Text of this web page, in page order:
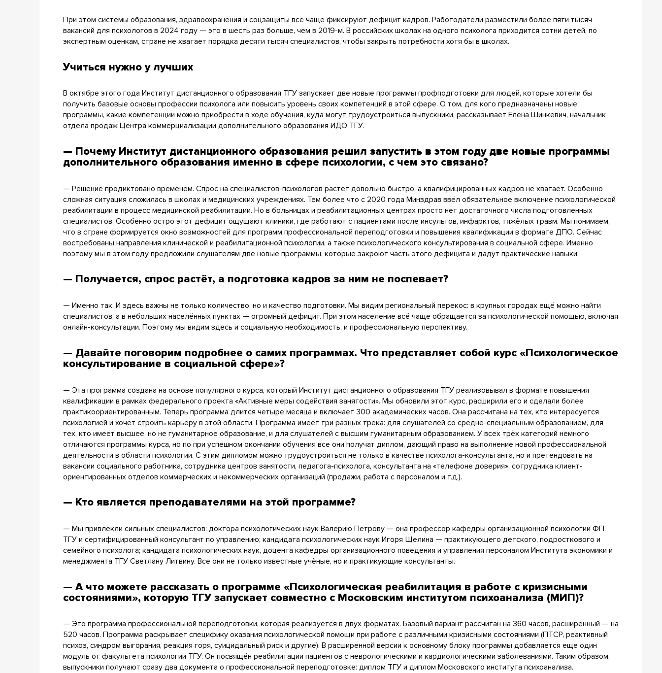
При этом системы образования, здравоохранения и соцзащиты всё чаще фиксируют дефицит кадров. Работодатели разместили более пяти тысяч
вакансий для психологов в 2024 году — это в шесть раз больше, чем в 2019-м. В российских школах на одного психолога приходится сотни детей, по
экспертным оценкам, стране не хватает порядка десяти тысяч специалистов, чтобы закрыть потребности хотя бы в школах.
Учиться нужно у лучших
В октябре этого года Институт дистанционного образования ТГУ запускает две новые программы профподготовки для людей, которые хотели бы
получить базовые основы профессии психолога или повысить уровень своих компетенций в этой сфере. О том, для кого предназначены новые
программы, какие компетенции можно приобрести в ходе обучения, куда могут трудоустроиться выпускники, рассказывает Елена Шинкевич, начальник
отдела продаж Центра коммерциализации дополнительного образования ИДО ТГУ.
— Почему Институт дистанционного образования решил запустить в этом году две новые программы
дополнительного образования именно в сфере психологии, с чем это связано?
— Решение продиктовано временем. Спрос на специалистов-психологов растёт довольно быстро, а квалифицированных кадров не хватает. Особенно
сложная ситуация сложилась в школах и медицинских учреждениях. Тем более что с 2020 года Минздрав ввёл обязательное включение психологической
реабилитации в процесс медицинской реабилитации. Но в больницах и реабилитационных центрах просто нет достаточного числа подготовленных
специалистов. Особенно остро этот дефицит ощущают клиники, где работают с пациентами после инсультов, инфарктов, тяжёлых травм. Мы понимаем,
что в стране формируется окно возможностей для программ профессиональной переподготовки и повышения квалификации в формате ДПО. Сейчас
востребованы направления клинической и реабилитационной психологии, а также психологического консультирования в социальной сфере. Именно
поэтому мы в этом году предложили слушателям две новые программы, которые закроют часть этого дефицита и дадут практические навыки.
— Получается, спрос растёт, а подготовка кадров за ним не поспевает?
— Именно так. И здесь важны не только количество, но и качество подготовки. Мы видим региональный перекос: в крупных городах ещё можно найти
специалистов, а в небольших населённых пунктах — огромный дефицит. При этом население всё чаще обращается за психологической помощью, включая
онлайн-консультации. Поэтому мы видим здесь и социальную необходимость, и профессиональную перспективу.
— Давайте поговорим подробнее о самих программах. Что представляет собой курс «Психологическое
консультирование в социальной сфере»?
— Эта программа создана на основе популярного курса, который Институт дистанционного образования ТГУ реализовывал в формате повышения
квалификации в рамках федерального проекта «Активные меры содействия занятости». Мы обновили этот курс, расширили его и сделали более
практикоориентированным. Теперь программа длится четыре месяца и включает 300 академических часов. Она рассчитана на тех, кто интересуется
психологией и хочет строить карьеру в этой области. Программа имеет три разных трека: для слушателей со средне-специальным образованием, для
тех, кто имеет высшее, но не гуманитарное образование, и для слушателей с высшим гуманитарным образованием. У всех трёх категорий немного
отличаются программы курса, но по при успешном окончании обучения все они получат диплом, дающий право на выполнение новой профессиональной
деятельности в области психологии. С этим дипломом можно трудоустроиться не только в качестве психолога-консультанта, но и претендовать на
вакансии социального работника, сотрудника центров занятости, педагога-психолога, консультанта на «телефоне доверия», сотрудника клиент-
ориентированных отделов коммерческих и некоммерческих организаций (продажи, работа с персоналом и т.д.).
— Кто является преподавателями на этой программе?
— Мы привлекли сильных специалистов: доктора психологических наук Валерию Петрову — она профессор кафедры организационной психологии ФП
ТГУ и сертифицированный консультант по управлению; кандидата психологических наук Игоря Щелина — практикующего детского, подросткового и
семейного психолога; кандидата психологических наук, доцента кафедры организационного поведения и управления персоналом Института экономики и
менеджмента ТГУ Светлану Литвину. Все они не только известные учёные, но и практикующие консультанты.
— А что можете рассказать о программе «Психологическая реабилитация в работе с кризисными
состояниями», которую ТГУ запускает совместно с Московским институтом психоанализа (МИП)?
— Это программа профессиональной переподготовки, которая реализуется в двух форматах. Базовый вариант рассчитан на 360 часов, расширенный — на
520 часов. Программа раскрывает специфику оказания психологической помощи при работе с различными кризисными состояниями (ПТСР, реактивный
психоз, синдром выгорания, реакция горя, суицидальный риск и другие). В расширенной версии к основному блоку программы добавляется еще один
модуль от факультета психологии ТГУ. Он посвящён реабилитации пациентов с неврологическими и кардиологическими заболеваниями. Таким образом,
выпускники получают сразу два документа о профессиональной переподготовке: диплом ТГУ и диплом Московского института психоанализа.